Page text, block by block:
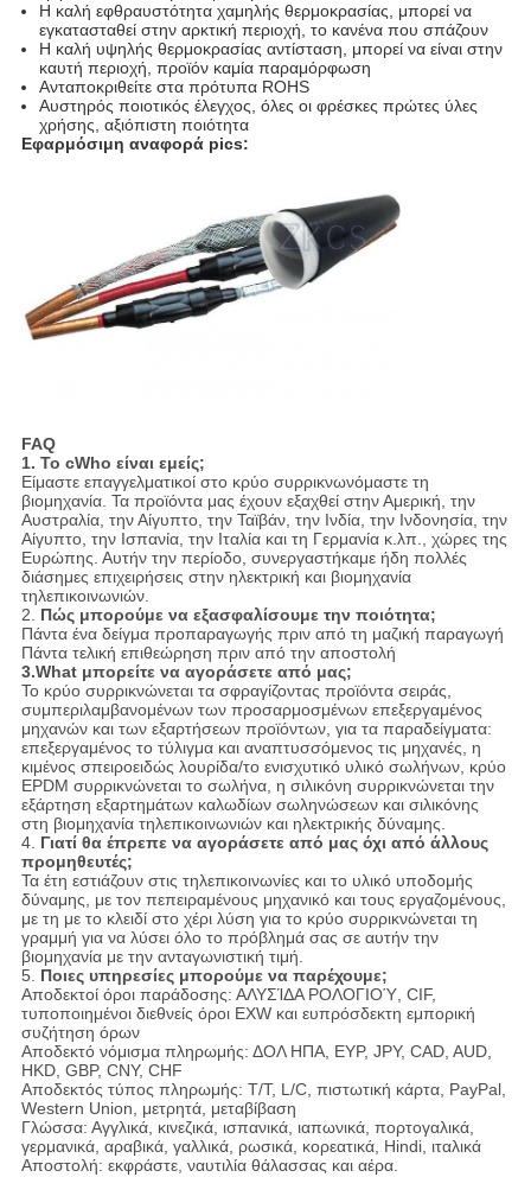
Η καλή εφθραυστότητα χαμηλής θερμοκρασίας, μπορεί να
εγκατασταθεί στην αρκτική περιοχή, το κανένα που σπάζουν
Η καλή υψηλής θερμοκρασίας αντίσταση, μπορεί να είναι στην
καυτή περιοχή, προϊόν καμία παραμόρφωση
Ανταποκριθείτε στα πρότυπα ROHS
Αυστηρός ποιοτικός έλεγχος, όλες οι φρέσκες πρώτες ύλες
χρήσης, αξιόπιστη ποιότητα
Εφαρμόσιμη αναφορά pics:
FAQ
1. Το cWho είναι εμείς;
Είμαστε επαγγελματικοί στο κρύο συρρικνωνόμαστε τη
βιομηχανία. Τα προϊόντα μας έχουν εξαχθεί στην Αμερική, την
Αυστραλία, την Αίγυπτο, την Ταϊβάν, την Ινδία, την Ινδονησία, την
Αίγυπτο, την Ισπανία, την Ιταλία και τη Γερμανία κ.λπ., χώρες της
Ευρώπης. Αυτήν την περίοδο, συνεργαστήκαμε ήδη πολλές
διάσημες επιχειρήσεις στην ηλεκτρική και βιομηχανία
τηλεπικοινωνιών.
2. Πώς μπορούμε να εξασφαλίσουμε την ποιότητα;
Πάντα ένα δείγμα προπαραγωγής πριν από τη μαζική παραγωγή
Πάντα τελική επιθεώρηση πριν από την αποστολή
3.What μπορείτε να αγοράσετε από μας;
Το κρύο συρρικνώνεται τα σφραγίζοντας προϊόντα σειράς,
συμπεριλαμβανομένων των προσαρμοσμένων επεξεργαμένος
μηχανών και των εξαρτήσεων προϊόντων, για τα παραδείγματα:
επεξεργαμένος το τύλιγμα και αναπτυσσόμενος τις μηχανές, η
κιμένος σπειροειδώς λουρίδα/το ενισχυτικό υλικό σωλήνων, κρύο
EPDM συρρικνώνεται το σωλήνα, η σιλικόνη συρρικνώνεται την
εξάρτηση εξαρτημάτων καλωδίων σωληνώσεων και σιλικόνης
στη βιομηχανία τηλεπικοινωνιών και ηλεκτρικής δύναμης.
4. Γιατί θα έπρεπε να αγοράσετε από μας όχι από άλλους
προμηθευτές;
Τα έτη εστιάζουν στις τηλεπικοινωνίες και το υλικό υποδομής
δύναμης, με τον πεπειραμένους μηχανικό και τους εργαζομένους,
με τη με το κλειδί στο χέρι λύση για το κρύο συρρικνώνεται τη
γραμμή για να λύσει όλο το πρόβλημά σας σε αυτήν την
βιομηχανία με την ανταγωνιστική τιμή.
5. Ποιες υπηρεσίες μπορούμε να παρέχουμε;
Αποδεκτοί όροι παράδοσης: ΑΛΥΣΊΔΑ ΡΟΛΟΓΙΟΎ, CIF,
τυποποιημένοι διεθνείς όροι EXW και ευπρόσδεκτη εμπορική
συζήτηση όρων
Αποδεκτό νόμισμα πληρωμής: ΔΟΛ ΗΠΑ, ΕΥΡ, JPY, CAD, AUD,
HKD, GBP, CNY, CHF
Αποδεκτός τύπος πληρωμής: T/T, L/C, πιστωτική κάρτα, PayPal,
Western Union, μετρητά, μεταβίβαση
Γλώσσα: Αγγλικά, κινεζικά, ισπανικά, ιαπωνικά, πορτογαλικά,
γερμανικά, αραβικά, γαλλικά, ρωσικά, κορεατικά, Hindi, ιταλικά
Αποστολή: εκφράστε, ναυτιλία θάλασσας και αέρα.